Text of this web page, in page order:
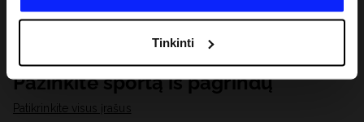
Jūsų asmeninę informaciją savo partneriams, siekdami
analitinius tyrimus, pritaikyti turinį ir tobulinti mūsų
partnerių siūlomus sprendimus (pvz., socialinius tinklus).
Išsamią informaciją rasite mūsų Privatumo politikoje ir
skiltyje „Išsami informacija“.
Tinkinti
Pažinkite sportą iš pagrindų
Patikrinkite visus įrašus